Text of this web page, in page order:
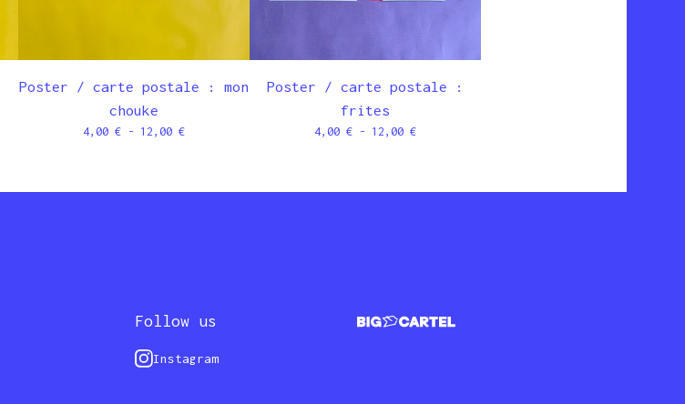
Poster / carte postale : mon
chouke
4,00 € - 12,00 €
Poster / carte postale :
frites
4,00 € - 12,00 €
Follow us
Instagram